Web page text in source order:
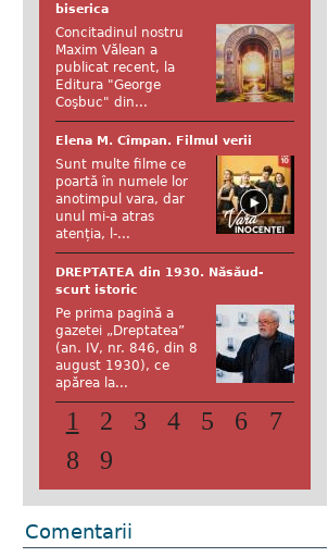
biserica
Concitadinul nostru
Maxim Vălean a
publicat recent, la
Editura "George
Coşbuc" din...
Elena M. Cîmpan. Filmul verii
Sunt multe filme ce
poartă în numele lor
anotimpul vara, dar
unul mi-a atras
atenția, l-...
DREPTATEA din 1930. Năsăud-
scurt istoric
Pe prima pagină a
gazetei „Dreptatea”
(an. IV, nr. 846, din 8
august 1930), ce
apărea la...
1 2 3 4 5 6
7
8
9
Comentarii